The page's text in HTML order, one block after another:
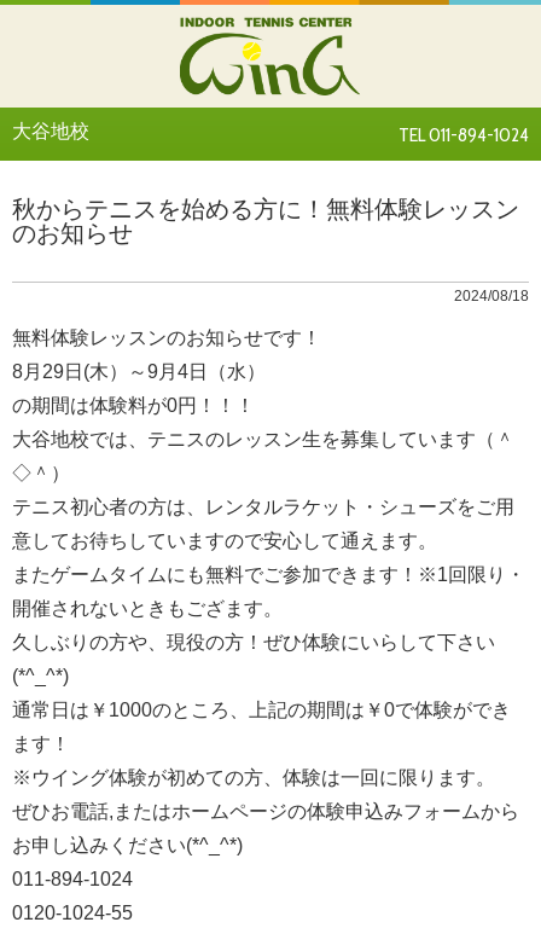
大谷地校 TEL 011-894-1024
秋からテニスを始める方に！無料体験レッスン
のお知らせ
2024/08/18
無料体験レッスンのお知らせです！
8月29日(木）～9月4日（水）
の期間は体験料が0円！！！
大谷地校では、テニスのレッスン生を募集しています（＾
◇＾）
テニス初心者の方は、レンタルラケット・シューズをご用
意してお待ちしていますので安心して通えます。
またゲームタイムにも無料でご参加できます！※1回限り・
開催されないときもござます。
久しぶりの方や、現役の方！ぜひ体験にいらして下さい
(*^_^*)
通常日は￥1000のところ、上記の期間は￥0で体験ができ
ます！
※ウイング体験が初めての方、体験は一回に限ります。
ぜひお電話,またはホームページの体験申込みフォームから
お申し込みください(*^_^*)
011-894-1024
0120-1024-55